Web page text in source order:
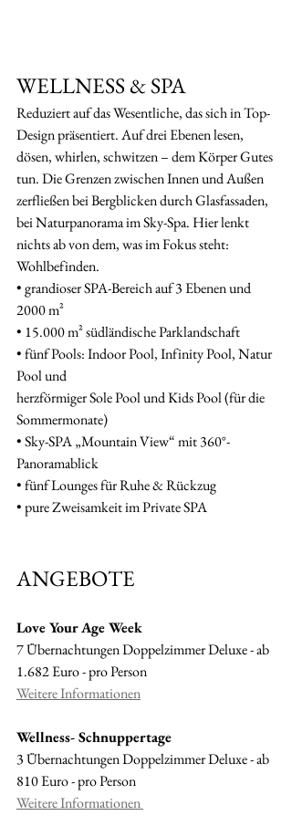
WELLNESS & SPA
Reduziert auf das Wesentliche, das sich in Top-
Design präsentiert. Auf drei Ebenen lesen,
dösen, whirlen, schwitzen – dem Körper Gutes
tun. Die Grenzen zwischen Innen und Außen
zerfließen bei Bergblicken durch Glasfassaden,
bei Naturpanorama im Sky-Spa. Hier lenkt
nichts ab von dem, was im Fokus steht:
Wohlbefinden.
• grandioser SPA-Bereich auf 3 Ebenen und
2000 m²
• 15.000 m² südländische Parklandschaft
• fünf Pools: Indoor Pool, Infinity Pool, Natur
Pool und
herzförmiger Sole Pool und Kids Pool (für die
Sommermonate)
• Sky-SPA „Mountain View“ mit 360°-
Panoramablick
• fünf Lounges für Ruhe & Rückzug
• pure Zweisamkeit im Private SPA
ANGEBOTE
Love Your Age Week
7 Übernachtungen Doppelzimmer Deluxe - ab
1.682 Euro - pro Person
Weitere Informationen
Wellness- Schnuppertage
3 Übernachtungen Doppelzimmer Deluxe - ab
810 Euro - pro Person
Weitere Informationen